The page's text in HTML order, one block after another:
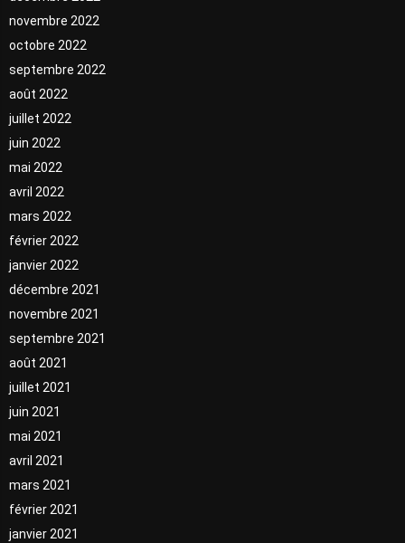
novembre 2022
octobre 2022
septembre 2022
août 2022
juillet 2022
juin 2022
mai 2022
avril 2022
mars 2022
février 2022
janvier 2022
décembre 2021
novembre 2021
septembre 2021
août 2021
juillet 2021
juin 2021
mai 2021
avril 2021
mars 2021
février 2021
janvier 2021